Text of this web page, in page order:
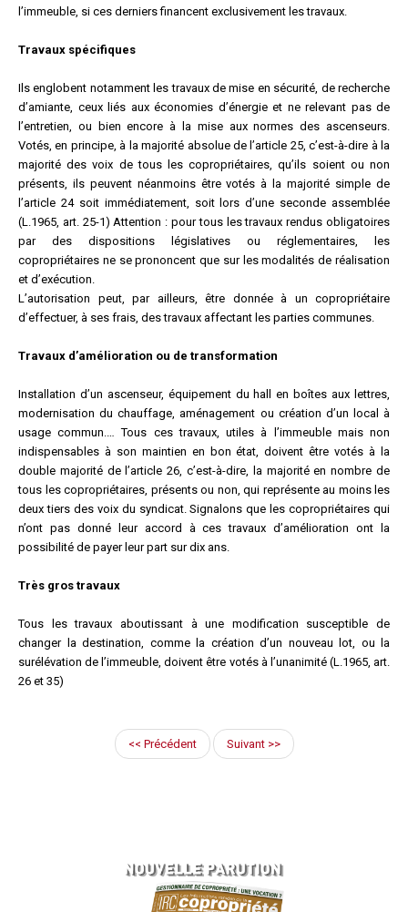
l’immeuble, si ces derniers financent exclusivement les travaux.
Travaux spécifiques
Ils englobent notamment les travaux de mise en sécurité, de recherche
d’amiante, ceux liés aux économies d’énergie et ne relevant pas de
l’entretien, ou bien encore à la mise aux normes des ascenseurs.
Votés, en principe, à la majorité absolue de l’article 25, c’est-à-dire à la
majorité des voix de tous les copropriétaires, qu’ils soient ou non
présents, ils peuvent néanmoins être votés à la majorité simple de
l’article 24 soit immédiatement, soit lors d’une seconde assemblée
(L.1965, art. 25-1) Attention : pour tous les travaux rendus obligatoires
par des dispositions législatives ou réglementaires, les
copropriétaires ne se prononcent que sur les modalités de réalisation
et d’exécution.
L’autorisation peut, par ailleurs, être donnée à un copropriétaire
d’effectuer, à ses frais, des travaux affectant les parties communes.
Travaux d’amélioration ou de transformation
Installation d’un ascenseur, équipement du hall en boîtes aux lettres,
modernisation du chauffage, aménagement ou création d’un local à
usage commun.… Tous ces travaux, utiles à l’immeuble mais non
indispensables à son maintien en bon état, doivent être votés à la
double majorité de l’article 26, c’est-à-dire, la majorité en nombre de
tous les copropriétaires, présents ou non, qui représente au moins les
deux tiers des voix du syndicat. Signalons que les copropriétaires qui
n’ont pas donné leur accord à ces travaux d’amélioration ont la
possibilité de payer leur part sur dix ans.
Très gros travaux
Tous les travaux aboutissant à une modification susceptible de
changer la destination, comme la création d’un nouveau lot, ou la
surélévation de l’immeuble, doivent être votés à l’unanimité (L.1965, art.
26 et 35)
<< Précédent Suivant >>